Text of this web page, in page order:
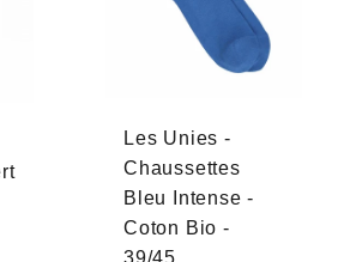
Les Unies -
Chaussettes
Bleu Intense -
Coton Bio -
39/45